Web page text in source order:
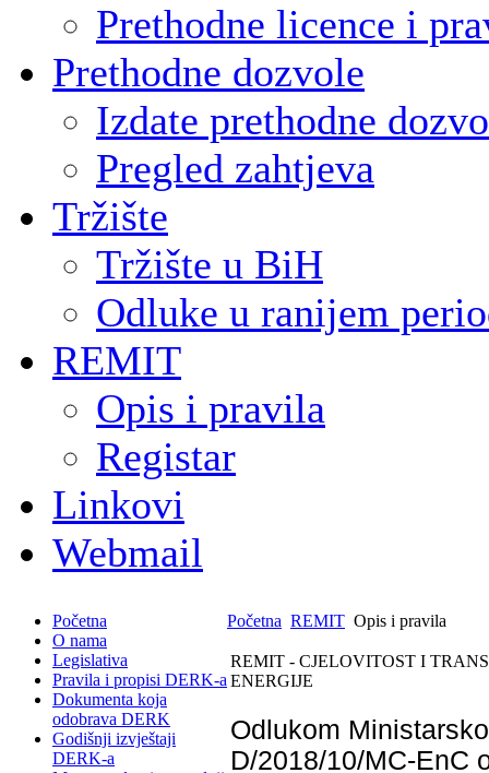
Prethodne licence i
Prethodne dozvole
Izdate prethodne
Pregled zahtjeva
Tržište
Tržište u BiH
Odluke u ranijem
REMIT
Opis i pravila
Registar
Linkovi
Webmail
Početna
O nama
Legislativa
Pravila i propisi DERK-a
Dokumenta koja
odobrava DERK
Godišnji izvještaji
DERK-a
Početna REMIT Opis i pravila
REMIT - CJELOVITOST I
ENERGIJE
Odlukom
D/2018/10/MC-EnC